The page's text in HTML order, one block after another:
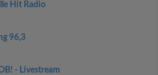
Hit Radio
96,3
- Livestream